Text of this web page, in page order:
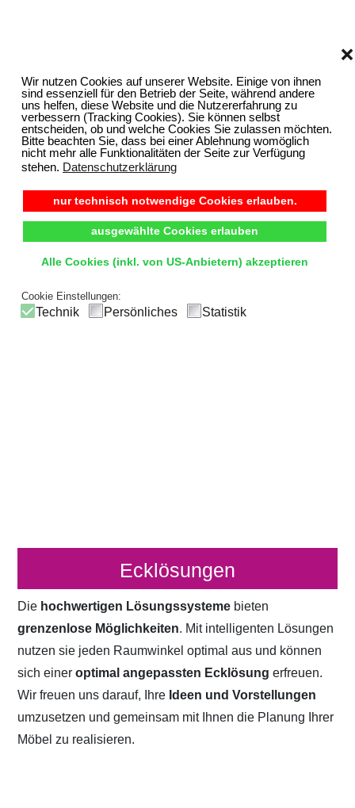
Wir nutzen Cookies auf unserer Website. Einige von ihnen
sind essenziell für den Betrieb der Seite, während andere
uns helfen, diese Website und die Nutzererfahrung zu
verbessern (Tracking Cookies). Sie können selbst
entscheiden, ob und welche Cookies Sie zulassen möchten.
Bitte beachten Sie, dass bei einer Ablehnung womöglich
nicht mehr alle Funktionalitäten der Seite zur Verfügung
stehen. Datenschutzerklärung
nur technisch notwendige Cookies erlauben.
ausgewählte Cookies erlauben
Alle Cookies (inkl. von US-Anbietern) akzeptieren
❌
Cookie Einstellungen:
Technik Persönliches Statistik
Ecklösungen
Die hochwertigen Lösungssysteme bieten
grenzenlose Möglichkeiten. Mit intelligenten Lösungen
nutzen sie jeden Raumwinkel optimal aus und können
sich eineroptimal angepassten Ecklösung erfreuen.
Wir freuen uns darauf, Ihre Ideen und Vorstellungen
umzusetzen und gemeinsam mit Ihnen die Planung Ihrer
Möbel zu realisieren.